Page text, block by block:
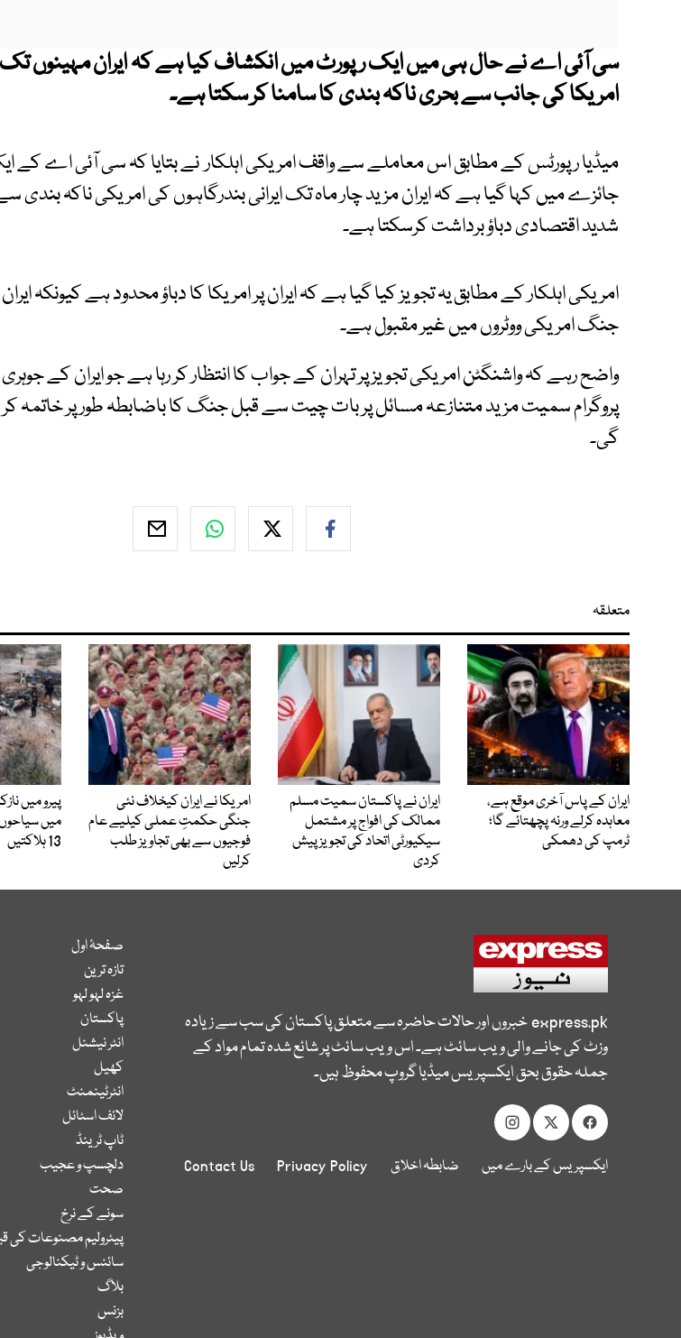
سی آئی اے نے حال ہی میں ایک رپورٹ میں انکشاف کیا ہے کہ ایران مہینوں تک
امریکا کی جانب سے بحری ناکہ بندی کا سامنا کر سکتا ہے۔
میڈیا رپورٹس کے مطابق اس معاملے سے واقف امریکی اہلکار نے بتایا کہ سی آئی اے کے
جائزے میں کہا گیا ہے کہ ایران مزید چار ماہ تک ایرانی بندرگاہوں کی امریکی ناکہ بندی
شدید اقتصادی دباؤ برداشت کرسکتا ہے۔
امریکی اہلکار کے مطابق یہ تجویز کیا گیا ہے کہ ایران پر امریکا کا دباؤ محدود ہے کیونکہ ایران
جنگ امریکی ووٹروں میں غیر مقبول ہے۔
واضح رہے کہ واشنگٹن امریکی تجویز پر تہران کے جواب کا انتظار کر رہا ہے جو ایران کے جوہری
پروگرام سمیت مزید متنازعہ مسائل پر بات چیت سے قبل جنگ کا باضابطہ طور پر خاتمہ
گی۔
متعلقہ
ایران کے پاس آخری موقع ہے،
معاہدہ کرلے ورنہ پچھتائے گا؛
ٹرمپ کی دھمکی
ایران نے پاکستان سمیت مسلم
ممالک کی افواج پر مشتمل
سیکیورٹی اتحاد کی تجویز پیش
کردی
امریکا نے ایران کیخلاف نئی
جنگی حکمتِ عملی کیلیے عام
فوجیوں سے بھی تجاویز طلب
کرلیں
پیرو میں
میں سیاحوں
13 ہلاکتیں
express.pkخبروں اور حالات حاضرہ سے متعلق پاکستان کی سب سے زیادہ
وزٹ کی جانے والی ویب سائٹ ہے۔ اس ویب سائٹ پر شائع شدہ تمام مواد کے
جملہ حقوق بحق ایکسپریس میڈیا گروپ محفوظ ہیں۔
ایکسپریس کے بارے میں ضابطہ اخلاق Privacy Policy
Contact Us
صفحۂ اول
تازہ ترین
غزہ لہو لہو
پاکستان
انٹر نیشنل
کھیل
انٹرٹینمنٹ
لائف اسٹائل
ٹاپ ٹرینڈ
دلچسپ و عجیب
صحت
سونے کے نرخ
پیٹرولیم مصنوعات کی
سائنس و ٹیکنالوجی
بلاگ
بزنس